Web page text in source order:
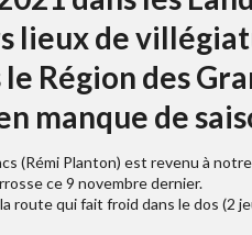
lieux de
Région des
manque de
(Rémi Planton) est revenu à
ce 9 novembre dernier.
route qui fait froid dans le dos (2